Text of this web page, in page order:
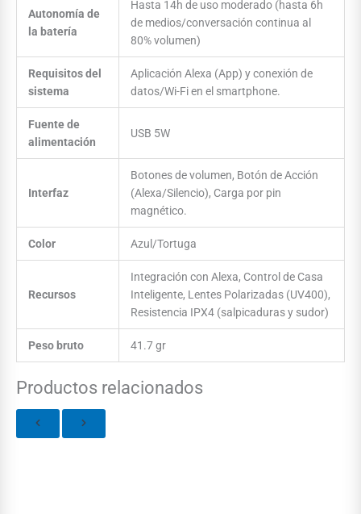
Autonomía de
la batería
Hasta 14h de uso moderado (hasta 6h
de medios/conversación continua al
80% volumen)
Requisitos del
sistema
Aplicación Alexa (App) y conexión de
datos/Wi-Fi en el smartphone.
Fuente de
alimentación
USB 5W
Interfaz
Botones de volumen, Botón de Acción
(Alexa/Silencio), Carga por pin
magnético.
Color Azul/Tortuga
Recursos
Integración con Alexa, Control de Casa
Inteligente, Lentes Polarizadas (UV400),
Resistencia IPX4 (salpicaduras y sudor)
Peso bruto 41.7 gr
Productos relacionados